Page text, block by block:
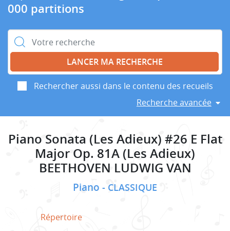
000 partitions
Rechercher :
Rechercher aussi dans le contenu des recueils
Recherche avancée
Piano Sonata (Les Adieux) #26 E Flat
Major Op. 81A (Les Adieux)
BEETHOVEN LUDWIG VAN
Piano CLASSIQUE
Répertoire